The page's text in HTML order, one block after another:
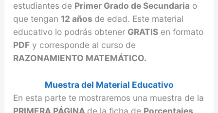
estudiantes de Primer Grado de Secundaria o
que tengan 12 años de edad. Este material
educativo lo podrás obtener GRATISen formato
PDFy corresponde al curso de
RAZONAMIENTO MATEMÁTICO.
Muestra del Material Educativo
En esta parte te mostraremos una muestra de la
PRIMERA PÁGINA de la ficha de Porcentajes